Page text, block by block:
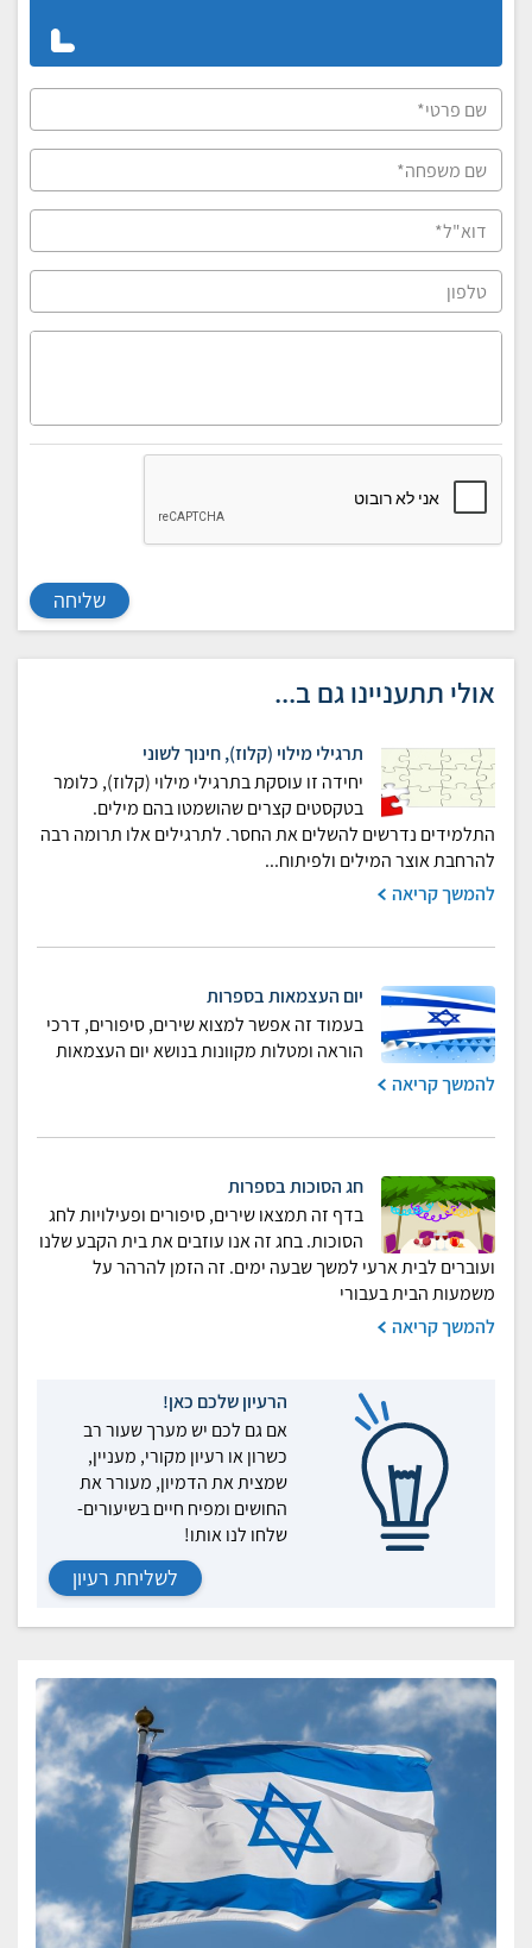
שליחה
אולי תתעניינו גם ב...
תרגילי מילוי (קלוז), חינוך לשוני
יחידה זו עוסקת בתרגילי מילוי (קלוז), כלומר
בטקסטים קצרים שהושמטו בהם מילים.
התלמידים נדרשים להשלים את החסר. לתרגילים אלו תרומה רבה
להרחבת אוצר המילים ולפיתוח...
להמשך קריאה
יום העצמאות בספרות
בעמוד זה אפשר למצוא שירים, סיפורים, דרכי
הוראה ומטלות מקוונות בנושא יום העצמאות
להמשך קריאה
חג הסוכות בספרות
בדף זה תמצאו שירים, סיפורים ופעילויות לחג
הסוכות. בחג זה אנו עוזבים את בית הקבע שלנו
ועוברים לבית ארעי למשך שבעה ימים. זה הזמן להרהר על
משמעות הבית בעבורי
להמשך קריאה
הרעיון שלכם כאן!
אם גם לכם יש מערך שעור רב
כשרון או רעיון מקורי, מעניין,
שמצית את הדמיון, מעורר את
החושים ומפיח חיים בשיעורים-
שלחו לנו אותו!
לשליחת רעיון